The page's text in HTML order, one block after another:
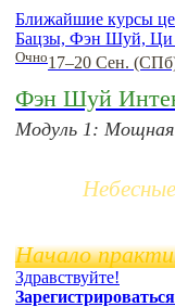
Ближайшие курсы
Бацзы, Фэн Шуй, Ци
Очно17–20 Сен.
Фэн Шуй
Модуль 1: Мощная
Начало
Здравствуйте!